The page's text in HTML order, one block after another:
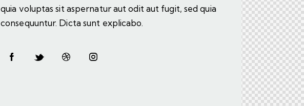
quia voluptas sit aspernatur aut odit aut fugit, sed quia
consequuntur. Dicta sunt explicabo.